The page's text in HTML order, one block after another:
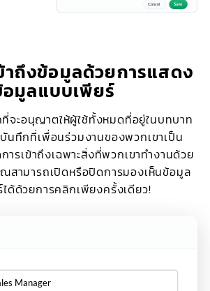
าถึงข้อมูลด้วยการแสดง
มูลแบบเพียร์
จะอนุญาตให้ผู้ใช้ทั้งหมดที่อยู่ในบทบาท
นทึกที่เพื่อนร่วมงานของพวกเขาเป็น
ารเข้าถึงเฉพาะสิ่งที่พวกเขาทำงานด้วย
สามารถเปิดหรือปิดการมองเห็นข้อมูล
ด้ด้วยการคลิกเพียงครั้งเดียว!